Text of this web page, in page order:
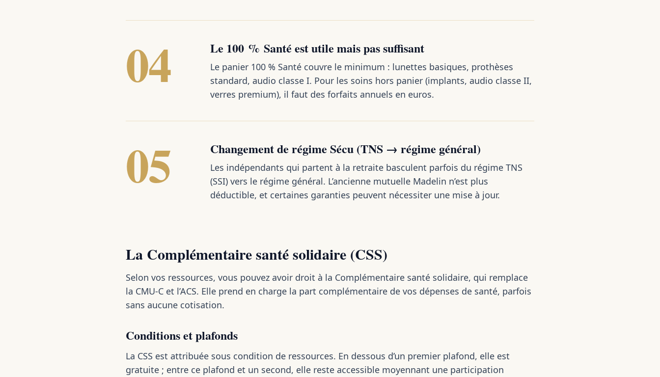
04 Le 100 % Santé est utile mais pas suffisant
Le panier 100 % Santé couvre le minimum : lunettes basiques, prothèses
standard, audio classe I. Pour les soins hors panier (implants, audio classe II,
verres premium), il faut des forfaits annuels en euros.
05 Changement de régime Sécu (TNS → régime général)
Les indépendants qui partent à la retraite basculent parfois du régime TNS
(SSI) vers le régime général. L’ancienne mutuelle Madelin n’est plus
déductible, et certaines garanties peuvent nécessiter une mise à jour.
La Complémentaire santé solidaire (CSS)
Selon vos ressources, vous pouvez avoir droit à la Complémentaire santé solidaire, qui remplace
la CMU-C et l’ACS. Elle prend en charge la part complémentaire de vos dépenses de santé, parfois
sans aucune cotisation.
Conditions et plafonds
La CSS est attribuée sous condition de ressources. En dessous d’un premier plafond, elle est
gratuite ; entre ce plafond et un second, elle reste accessible moyennant une participation